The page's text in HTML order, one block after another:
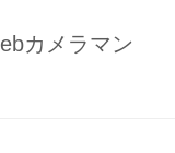
用のオフカメ
売開始｡
カメラマン